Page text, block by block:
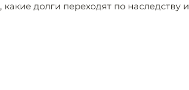
, какие долги переходят по наследству и